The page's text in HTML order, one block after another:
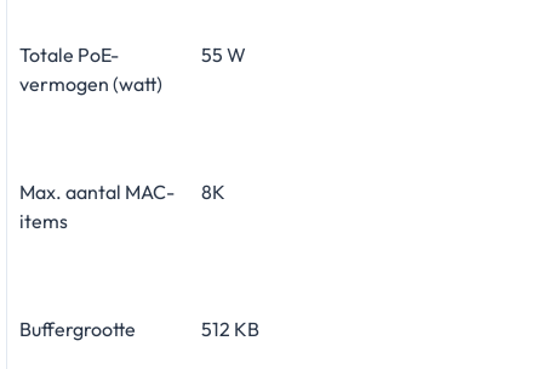
Totale PoE-
vermogen (watt)
55 W
Max. aantal MAC-
items
8K
Buffergrootte 512 KB